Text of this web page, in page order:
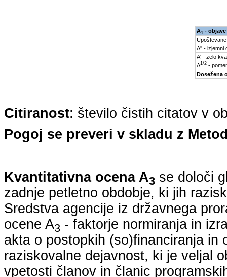
A1 - objave
A'' - izjemni
A' - zelo
A1/2-
Dosežena
Citiranost: število čistih citatov v
Pogoj se preveri v skladu z
Kvantitativna ocena A3 se določi
zadnje petletno obdobje, ki jih
Sredstva agencije iz državnega
ocene A3 - faktorje normiranja in
akta o postopkih (so)financiranja in
raziskovalne dejavnost, ki je veljal
vpetosti članov in članic